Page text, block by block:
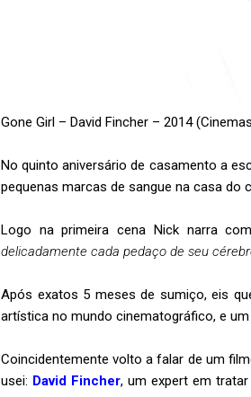
Gone Girl – David Fincher – 2014
No quinto aniversário de casamento a
pequenas marcas de sangue na casa
Logo na primeira cena Nick narra
delicadamente cada pedaço de seu
Após exatos 5 meses de sumiço, eis
artística no mundo cinematográfico, e
Coincidentemente volto a falar de um
usei: David Fincher, um expert em tratar